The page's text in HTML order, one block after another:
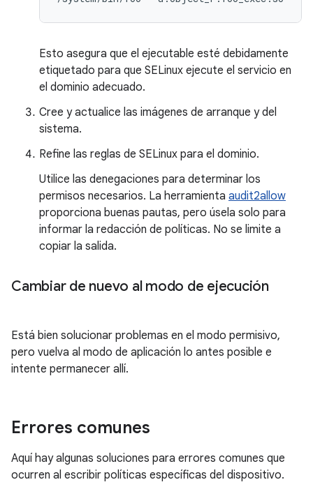
Esto asegura que el ejecutable esté debidamente
etiquetado para que SELinux ejecute el servicio en
el dominio adecuado.
Cree y actualice las imágenes de arranque y del
sistema.
Refine las reglas de SELinux para el dominio.
Utilice las denegaciones para determinar los
permisos necesarios. La herramienta audit2allow
proporciona buenas pautas, pero úsela solo para
informar la redacción de políticas. No se limite a
copiar la salida.
Cambiar de nuevo al modo de ejecución
Está bien solucionar problemas en el modo permisivo,
pero vuelva al modo de aplicación lo antes posible e
intente permanecer allí.
Errores comunes
Aquí hay algunas soluciones para errores comunes que
ocurren al escribir políticas específicas del dispositivo.